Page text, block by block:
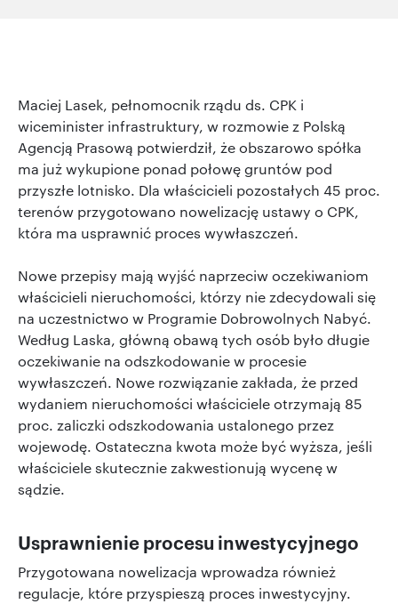
Maciej Lasek, pełnomocnik rządu ds. CPK i
wiceminister infrastruktury, w rozmowie z Polską
Agencją Prasową potwierdził, że obszarowo spółka
ma już wykupione ponad połowę gruntów pod
przyszłe lotnisko. Dla właścicieli pozostałych 45 proc.
terenów przygotowano nowelizację ustawy o CPK,
która ma usprawnić proces wywłaszczeń.
Nowe przepisy mają wyjść naprzeciw oczekiwaniom
właścicieli nieruchomości, którzy nie zdecydowali się
na uczestnictwo w Programie Dobrowolnych Nabyć.
Według Laska, główną obawą tych osób było długie
oczekiwanie na odszkodowanie w procesie
wywłaszczeń. Nowe rozwiązanie zakłada, że przed
wydaniem nieruchomości właściciele otrzymają 85
proc. zaliczki odszkodowania ustalonego przez
wojewodę. Ostateczna kwota może być wyższa, jeśli
właściciele skutecznie zakwestionują wycenę w
sądzie.
Usprawnienie procesu inwestycyjnego
Przygotowana nowelizacja wprowadza również
regulacje, które przyspieszą proces inwestycyjny.